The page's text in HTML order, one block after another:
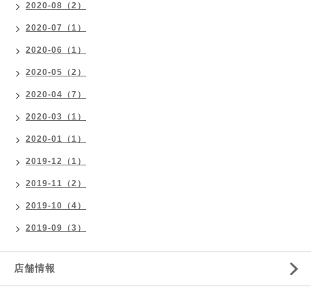
2020-08（2）
2020-07（1）
2020-06（1）
2020-05（2）
2020-04（7）
2020-03（1）
2020-01（1）
2019-12（1）
2019-11（2）
2019-10（4）
2019-09（3）
店舗情報